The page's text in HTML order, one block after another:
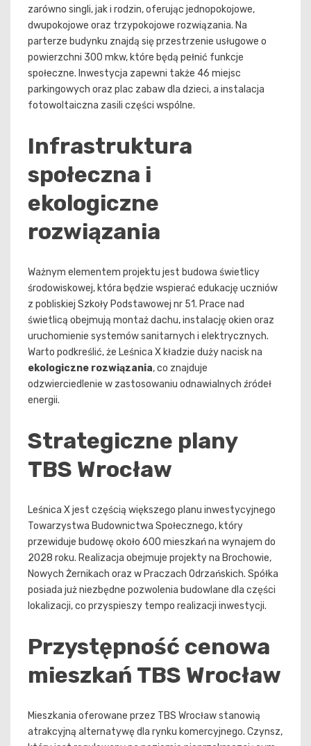
zarówno singli, jak i rodzin, oferując jednopokojowe,
dwupokojowe oraz trzypokojowe rozwiązania. Na
parterze budynku znajdą się przestrzenie usługowe o
powierzchni 300 mkw, które będą pełnić funkcje
społeczne. Inwestycja zapewni także 46 miejsc
parkingowych oraz plac zabaw dla dzieci, a instalacja
fotowoltaiczna zasili części wspólne.
Infrastruktura
społeczna i
ekologiczne
rozwiązania
Ważnym elementem projektu jest budowa świetlicy
środowiskowej, która będzie wspierać edukację uczniów
z pobliskiej Szkoły Podstawowej nr 51. Prace nad
świetlicą obejmują montaż dachu, instalację okien oraz
uruchomienie systemów sanitarnych i elektrycznych.
Warto podkreślić, że Leśnica X kładzie duży nacisk na
ekologiczne rozwiązania, co znajduje
odzwierciedlenie w zastosowaniu odnawialnych źródeł
energii.
Strategiczne plany
TBS Wrocław
Leśnica X jest częścią większego planu inwestycyjnego
Towarzystwa Budownictwa Społecznego, który
przewiduje budowę około 600 mieszkań na wynajem do
2028 roku. Realizacja obejmuje projekty na Brochowie,
Nowych Żernikach oraz w Praczach Odrzańskich. Spółka
posiada już niezbędne pozwolenia budowlane dla części
lokalizacji, co przyspieszy tempo realizacji inwestycji.
Przystępność cenowa
mieszkań TBS Wrocław
Mieszkania oferowane przez TBS Wrocław stanowią
atrakcyjną alternatywę dla rynku komercyjnego. Czynsz,